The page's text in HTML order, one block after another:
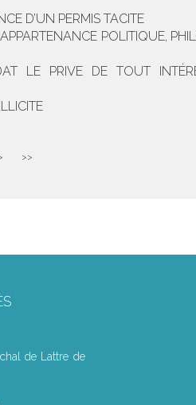
D’UN PERMIS TACITE
POLITIQUE,
LE PRIVE DE TOUT
>>
de Lattre de